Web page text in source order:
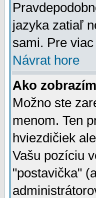
jazyka zatiaľ
sami. Pre
Návrat hore
Ako
Možno ste
menom. Ten
hviezdičiek
Vašu pozíciu
"postavička"